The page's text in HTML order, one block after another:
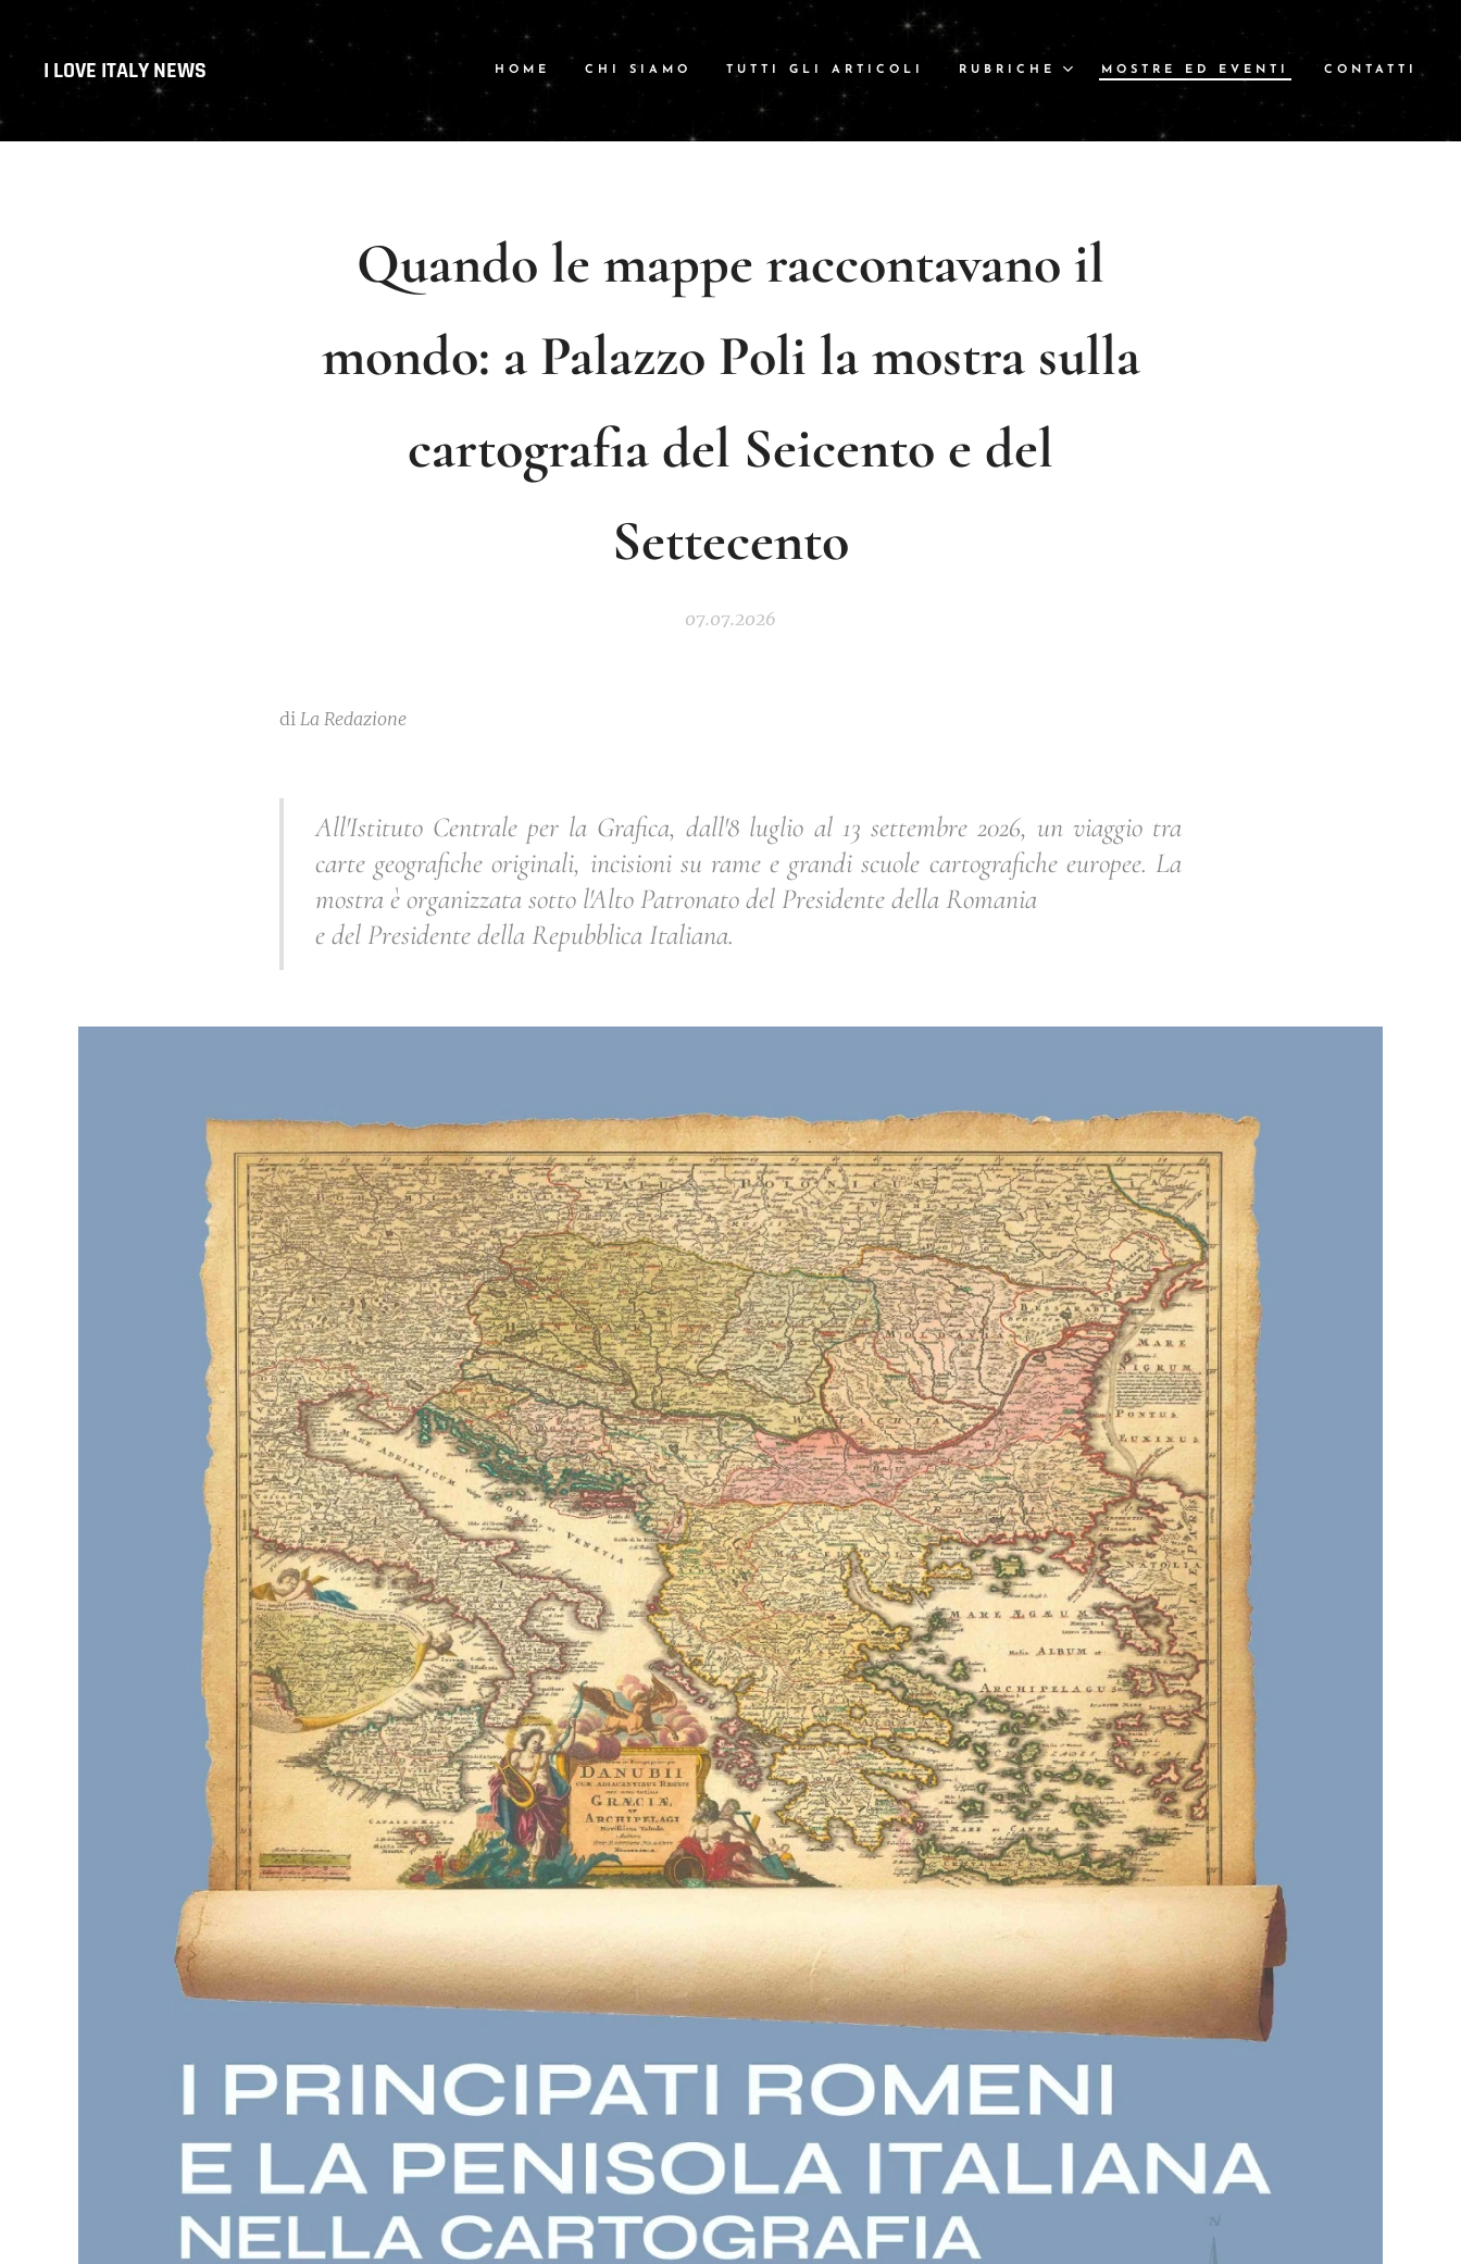
I LOVE ITALY NEWS HOME CHI SIAMO TUTTI GLI ARTICOLI RUBRICHE MOSTRE ED EVENTI CONTATTI
Quando le mappe raccontavano il
mondo: a Palazzo Poli la mostra sulla
cartografia del Seicento e del
Settecento
07.07.2026
di La Redazione
All'Istituto Centrale per la Grafica, dall'8 luglio al 13 settembre 2026, un viaggio tra
carte geografiche originali, incisioni su rame e grandi scuole cartografiche europee. La
mostra è organizzata sotto l'Alto Patronato del Presidente della Romania
e del Presidente della Repubblica Italiana.